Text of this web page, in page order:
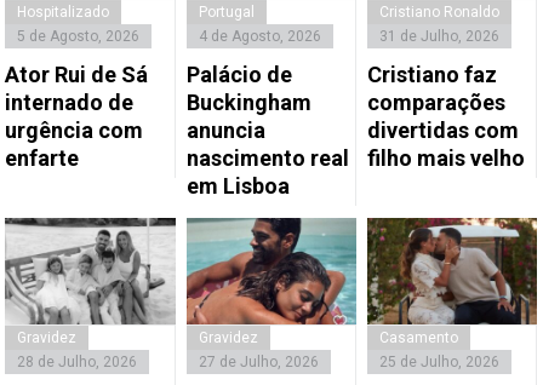
Hospitalizado
5 de Agosto, 2026
Ator Rui de Sá
internado de
urgência com
enfarte
Portugal
4 de Agosto, 2026
Palácio de
Buckingham
anuncia
nascimento real
em Lisboa
Cristiano Ronaldo
31 de Julho, 2026
Cristiano faz
comparações
divertidas com
filho mais velho
Gravidez
28 de Julho, 2026
Gravidez
27 de Julho, 2026
Casamento
25 de Julho, 2026